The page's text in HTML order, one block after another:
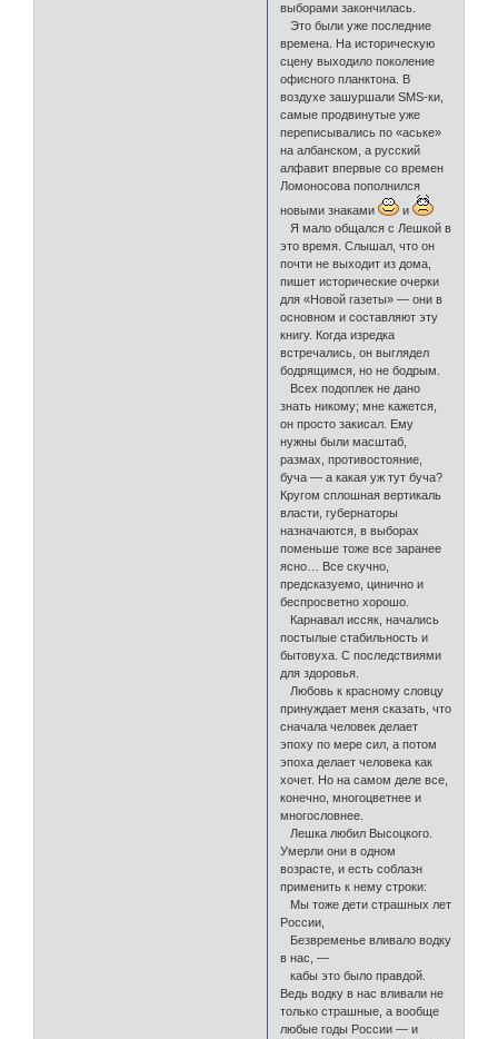
выборами закончилась.
Это были уже последние
времена. На историческую
сцену выходило поколение
офисного планктона. В
воздухе зашуршали SMS-ки,
самые продвинутые уже
переписывались по «аське»
на албанском, а русский
алфавит впервые со времен
Ломоносова пополнился
новыми знаками
и
Я мало общался с Лешкой в
это время. Слышал, что он
почти не выходит из дома,
пишет исторические очерки
для «Новой газеты» — они в
основном и составляют эту
книгу. Когда изредка
встречались, он выглядел
бодрящимся, но не бодрым.
Всех подоплек не дано
знать никому; мне кажется,
он просто закисал. Ему
нужны были масштаб,
размах, противостояние,
буча — а какая уж тут буча?
Кругом сплошная вертикаль
власти, губернаторы
назначаются, в выборах
поменьше тоже все заранее
ясно… Все скучно,
предсказуемо, цинично и
беспросветно хорошо.
Карнавал иссяк, начались
постылые стабильность и
бытовуха. С последствиями
для здоровья.
Любовь к красному словцу
принуждает меня сказать, что
сначала человек делает
эпоху по мере сил, а потом
эпоха делает человека как
хочет. Но на самом деле все,
конечно, многоцветнее и
многословнее.
Лешка любил Высоцкого.
Умерли они в одном
возрасте, и есть соблазн
применить к нему строки:
Мы тоже дети страшных лет
России,
Безвременье вливало водку
в нас, —
кабы это было правдой.
Ведь водку в нас вливали не
только страшные, а вообще
любые годы России — и